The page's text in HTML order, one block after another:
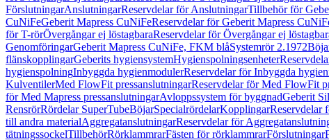
FörslutningarAnslutningarReservdelar för AnslutningarTillbehör för
CuNiFeGeberit Mapress CuNiFeReservdelar för Geberit Mapress
för T-rörÖvergångar ej löstagbaraReservdelar för Övergångar ej
GenomföringarGeberit Mapress CuNiFe, FKM blåSystemrör 2.1972
flänskopplingarGeberits hygiensystemHygienspolningsenheter
hygienspolningInbyggda hygienmodulerReservdelar för Inbyggda
KulventilerMed FlowFit pressanslutningarReservdelar för Med FlowFit
för Med Mapress pressanslutningarAvloppssystem för byggnadGeberit
RensrörRördelar SuperTubeBöjarSpecialrördelarKopplingarReservdelar
till andra materialAggregatanslutningarReservdelar för
tätningssockelTillbehörRörklammrarFästen för rörklammrarFörslutningar